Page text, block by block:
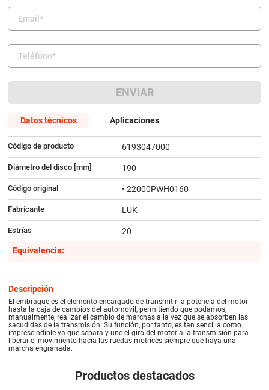
ENVIAR
Datos técnicos Aplicaciones
Código de producto 6193047000
Diámetro del disco [mm] 190
Código original • 22000PWH0160
Fabricante LUK
Estrías
20
Equivalencia:
Descripción
El embrague es el elemento encargado de transmitir la potencia del motor
hasta la caja de cambios del automóvil, permitiendo que podamos,
manualmente, realizar el cambio de marchas a la vez que se absorben las
sacudidas de la transmisión. Su función, por tanto, es tan sencilla como
imprescindible ya que separa y une el giro del motor a la transmisión para
liberar el movimiento hacia las ruedas motrices siempre que haya una
marcha engranada.
Productos destacados